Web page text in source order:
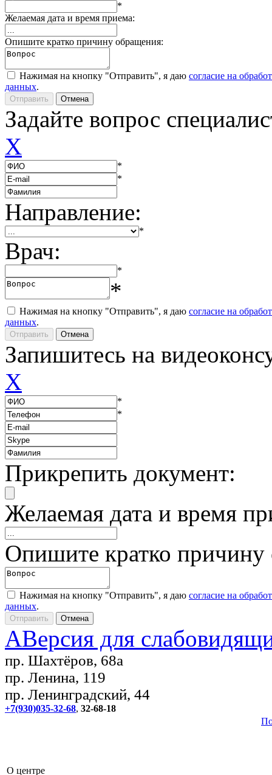
*
Желаемая дата и время приема:
Опишите кратко причину обращения:
Нажимая на кнопку "Отправить", я даю согласие на
данных.
Задайте вопрос
X
*
*
Направление:
*
Врач:
*
*
Нажимая на кнопку "Отправить", я даю согласие на
данных.
Запишитесь на
X
*
*
Прикрепить документ:
Желаемая дата и время
Опишите кратко
Нажимая на кнопку "Отправить", я даю согласие на
данных.
AВерсия для
пр. Шахтёров, 68а
пр. Ленина, 119
пр. Ленинградский, 44
+7(930)035-32-68, 32-68-18
О центре